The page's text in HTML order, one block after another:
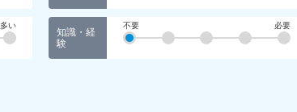
多い
知識・経
験
不要 必要